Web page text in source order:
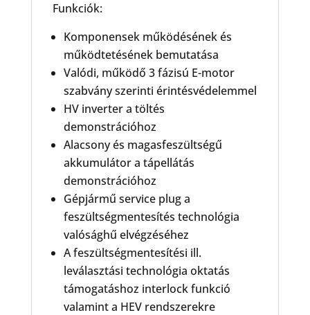
Funkciók:
Komponensek működésének és
működtetésének bemutatása
Valódi, működő 3 fázisú E-motor
szabvány szerinti érintésvédelemmel
HV inverter a töltés
demonstrációhoz
Alacsony és magasfeszültségű
akkumulátor a tápellátás
demonstrációhoz
Gépjármű service plug a
feszültségmentesítés technológia
valósághű elvégzéséhez
A feszültségmentesítési ill.
leválasztási technológia oktatás
támogatáshoz interlock funkció
valamint a HEV rendszerekre